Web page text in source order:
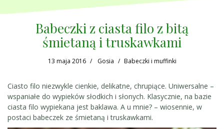
Babeczki z ciasta filo z bitą
śmietaną i truskawkami
13 maja 2016 Gosia Babeczki i muffinki
Ciasto filo niezwykle cienkie, delikatne, chrupiące. Uniwersalne –
wspaniałe do wypieków słodkich i słonych. Klasycznie, na bazie
ciasta filo wypiekana jest baklawa. A u mnie? – wiosennie, w
postaci babeczek ze śmietaną i truskawkami.